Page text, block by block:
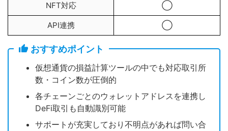
NFT対応 ◯
API連携 ◯
おすすめポイント
仮想通貨の損益計算ツールの中でも対応取引所
数・コイン数が圧倒的
各チェーンごとのウォレットアドレスを連携し
DeFi取引も自動識別可能
サポートが充実しており不明点があれば問い合